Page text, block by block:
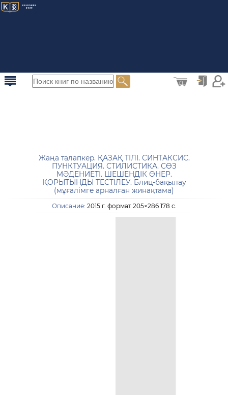
0
Жаңа талапкер. ҚАЗАҚ ТІЛІ. СИНТАКСИС.
ПУНКТУАЦИЯ. СТИЛИСТИКА. СӨЗ
МӘДЕНИЕТІ. ШЕШЕНДІК ӨНЕР.
ҚОРЫТЫНДЫ ТЕСТІЛЕУ. Блиц-бақылау
(мұғалімге арналған жинақтама)
Описание: 2015 г. формат 205×286 178 с.